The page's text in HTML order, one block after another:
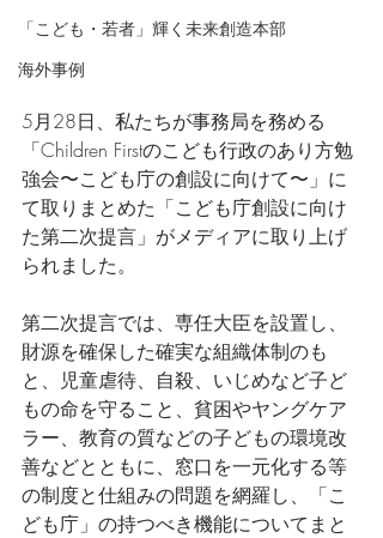
「こども・若者」輝く未来創造本部
海外事例
5月28日、私たちが事務局を務める
「Children Firstのこども行政のあり方勉
強会〜こども庁の創設に向けて〜」に
て取りまとめた「こども庁創設に向け
た第二次提言」がメディアに取り上げ
られました。
第二次提言では、専任大臣を設置し、
財源を確保した確実な組織体制のも
と、児童虐待、自殺、いじめなど子ど
もの命を守ること、貧困やヤングケア
ラー、教育の質などの子どもの環境改
善などとともに、窓口を一元化する等
の制度と仕組みの問題を網羅し、「こ
ども庁」の持つべき機能についてまと